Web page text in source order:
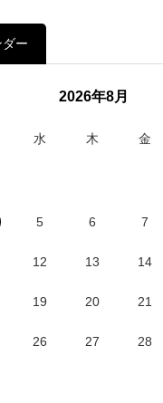
ー
2026年8月
水 木 金
5 6 7
12 13 14
19 20 21
26 27 28